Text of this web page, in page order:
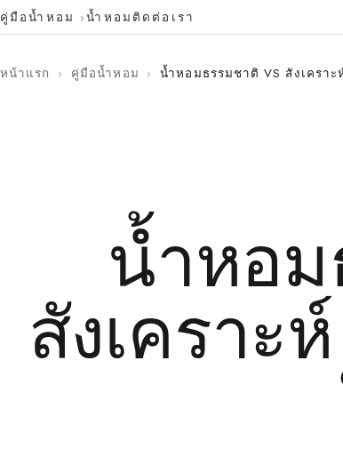
คู่มือน้ำหอม น้ำหอม ติดต่อเรา
หน้าแรก › คู่มือน้ำหอม › น้ำหอมธรรมชาติ VS สังเครา
น้ำหอม
สังเคราะ